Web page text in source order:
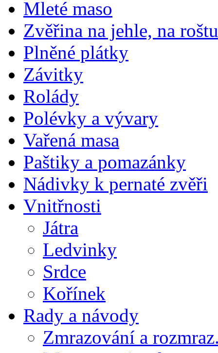
Mleté maso
Zvěřina na jehle, na roštu
Plněné plátky
Závitky
Rolády
Polévky a vývary
Vařená masa
Paštiky a pomazánky
Nádivky k pernaté zvěři
Vnitřnosti
Játra
Ledvinky
Srdce
Kořínek
Rady a návody
Zmrazování a